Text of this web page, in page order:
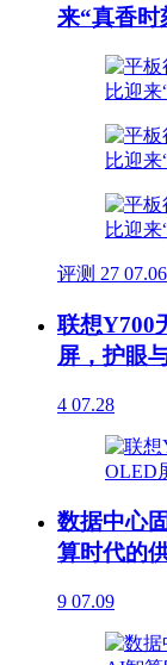
来“真香时
评测 27 07.06
联想Y700
屏，护眼
4 07.28
数据中心
算时代的
9 07.09